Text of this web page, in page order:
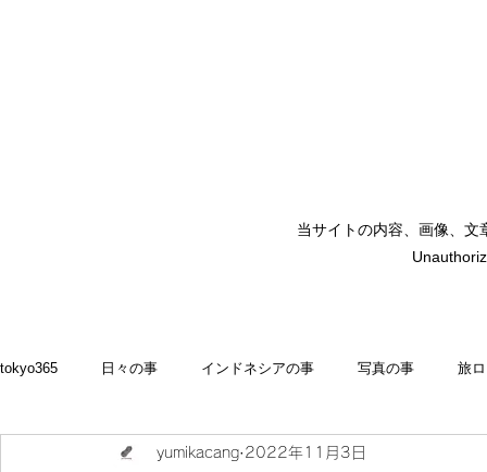
当サイトの内容、画像、
tokyo365 日々の事 インドネシアの事 写真の事 旅
食いしん坊 blog お料理・memasak
yumikacang 2022年11月3日